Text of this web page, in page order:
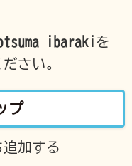
を
さい。
プ
追加する